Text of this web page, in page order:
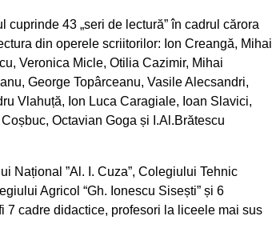
cuprinde 43 „seri de lectură” în cadrul cărora
din operele scriitorilor: Ion Creangă, Mihai
Veronica Micle, Otilia Cazimir, Mihai
George Topârceanu, Vasile Alecsandri,
Vlahuță, Ion Luca Caragiale, Ioan Slavici,
Octavian Goga și I.Al.Brătescu
Național ”Al. I. Cuza”, Colegiului Tehnic
Agricol “Gh. Ionescu Sisești” și 6
7 cadre didactice, profesori la liceele mai sus